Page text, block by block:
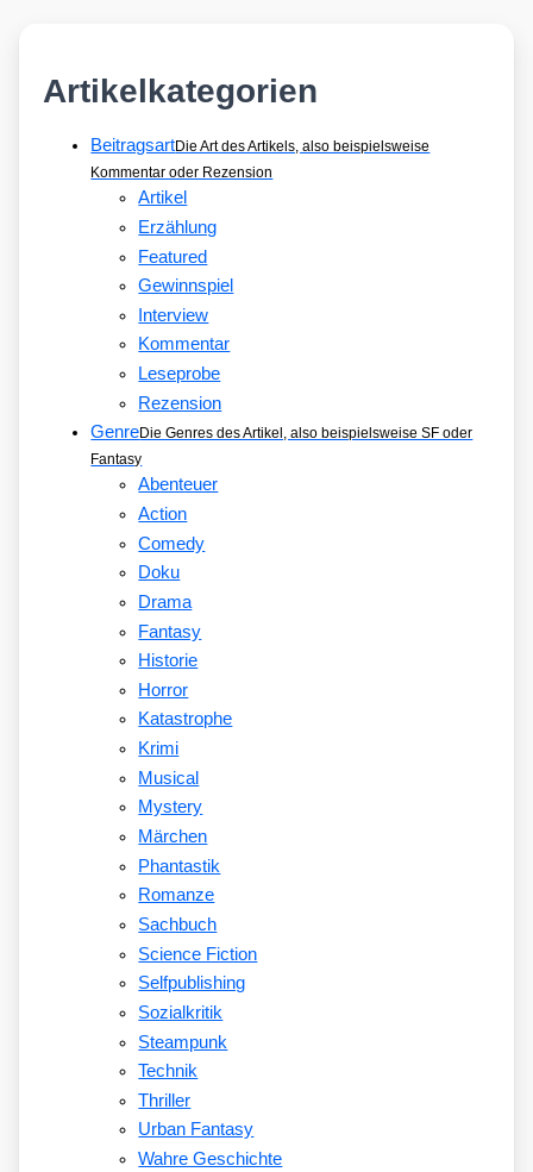
Artikelkategorien
BeitragsartDie Art des Artikels, also beispielsweise
Kommentar oder Rezension
Artikel
Erzählung
Featured
Gewinnspiel
Interview
Kommentar
Leseprobe
Rezension
GenreDie Genres des Artikel, also beispielsweise SF oder
Fantasy
Abenteuer
Action
Comedy
Doku
Drama
Fantasy
Historie
Horror
Katastrophe
Krimi
Musical
Mystery
Märchen
Phantastik
Romanze
Sachbuch
Science Fiction
Selfpublishing
Sozialkritik
Steampunk
Technik
Thriller
Urban Fantasy
Wahre Geschichte